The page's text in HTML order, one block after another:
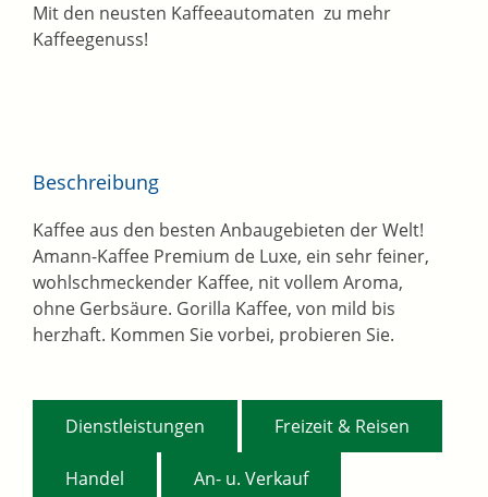
Mit den neusten Kaffeeautomaten zu mehr
Kaffeegenuss!
Beschreibung
Kaffee aus den besten Anbaugebieten der Welt!
Amann-Kaffee Premium de Luxe, ein sehr feiner,
wohlschmeckender Kaffee, nit vollem Aroma,
ohne Gerbsäure. Gorilla Kaffee, von mild bis
herzhaft. Kommen Sie vorbei, probieren Sie.
Dienstleistungen Freizeit & Reisen
Handel An- u. Verkauf